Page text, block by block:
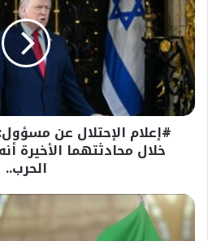
عن
مسؤول:
ترامب
أبلغ
نتنياهو
خلال
محادثتهما
الأخيرة
لإنهاء
الحرب..
#إعلام الإحتلال عن
خلال محادثتهما الأخيرة
الحرب..
عاجل-
فارس:
الطائرة